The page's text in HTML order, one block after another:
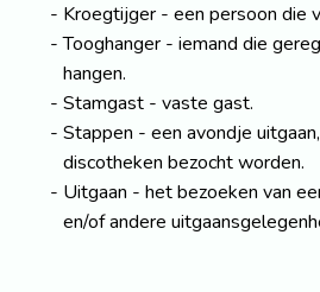
Kroegtijger - een persoon die
Tooghanger - iemand die
hangen.
Stamgast - vaste gast.
Stappen - een avondje
discotheken bezocht worden.
Uitgaan - het bezoeken van
en/of andere